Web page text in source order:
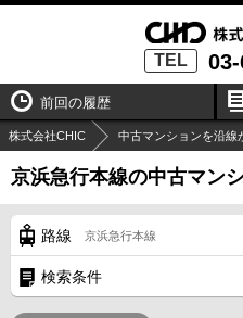
TEL
前回の履歴
株式会社CHIC 中古マンションを沿線
京浜急行本線の中古マン
路線 京浜急行本線
検索条件